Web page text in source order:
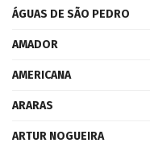
ÁGUAS DE SÃO PEDRO
AMADOR
AMERICANA
ARARAS
ARTUR NOGUEIRA